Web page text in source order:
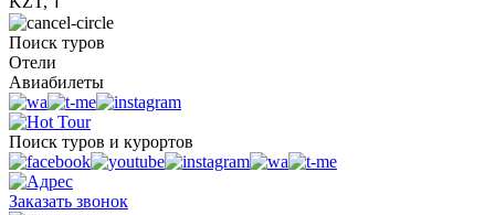
Поиск туров
Отели
Авиабилеты
Поиск туров и курортов
Заказать звонок